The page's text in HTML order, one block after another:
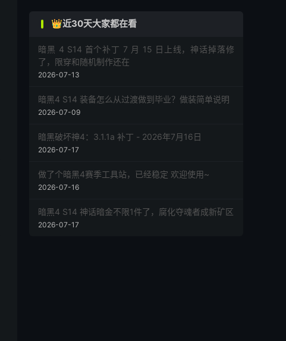
👑近30天大家都在看
暗黑 4 S14 首个补丁 7 月 15 日上线，神话掉落修
了，限穿和随机制作还在
2026-07-13
暗黑4 S14 装备怎么从过渡做到毕业？做装简单说明
2026-07-09
暗黑破坏神4：3.1.1a 补丁 - 2026年7月16日
2026-07-17
做了个暗黑4赛季工具站，已经稳定 欢迎使用~
2026-07-16
暗黑4 S14 神话暗金不限1件了，腐化夺魂者成新矿区
2026-07-17